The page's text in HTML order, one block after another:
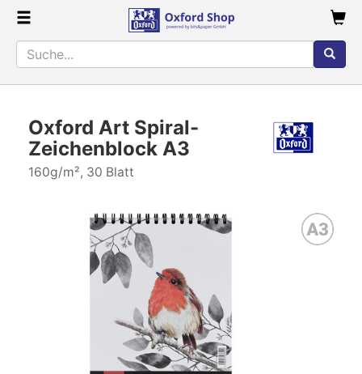
Oxford Art Spiral-
Zeichenblock A3
160g/m², 30 Blatt